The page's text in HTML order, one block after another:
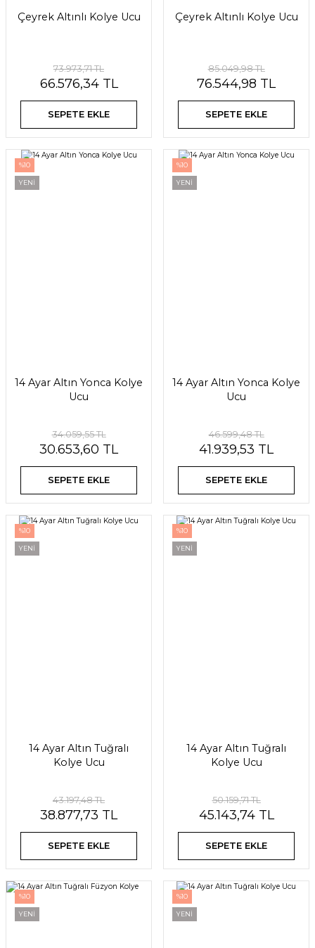
Çeyrek Altınlı Kolye Ucu
73.973,71 TL
66.576,34 TL
SEPETE EKLE
Çeyrek Altınlı Kolye Ucu
85.049,98 TL
76.544,98 TL
SEPETE EKLE
%10
YENİ
14 Ayar Altın Yonca Kolye
Ucu
34.059,55 TL
30.653,60 TL
SEPETE EKLE
%10
YENİ
14 Ayar Altın Yonca Kolye
Ucu
46.599,48 TL
41.939,53 TL
SEPETE EKLE
%10
YENİ
14 Ayar Altın Tuğralı
Kolye Ucu
43.197,48 TL
38.877,73 TL
SEPETE EKLE
%10
YENİ
14 Ayar Altın Tuğralı
Kolye Ucu
50.159,71 TL
45.143,74 TL
SEPETE EKLE
%10
YENİ
%10
YENİ